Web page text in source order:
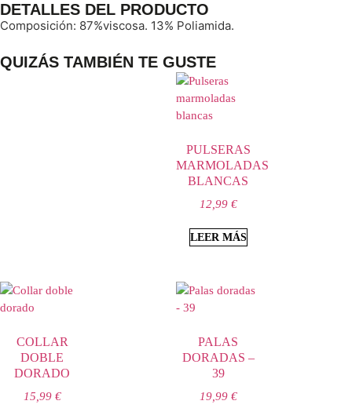
DETALLES DEL PRODUCTO
Composición: 87%viscosa. 13% Poliamida.
QUIZÁS TAMBIÉN TE GUSTE
PULSERAS
MARMOLADAS
BLANCAS
12,99 €
LEER MÁS
COLLAR
DOBLE
DORADO
15,99 €
PALAS
DORADAS –
39
19,99 €